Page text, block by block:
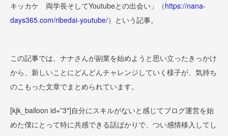
キッカケ 両学長そしてYoutubeとの出会い」（https://nana-
days365.com/ribedai-youtube/）という記事。
この記事では、ナナさんが副業を始めようと思い立ったきっかけ
から、新しいことにどんどんチャレンジしていく様子が、気持ち
のこもった文章でまとめられています。
[kjk_balloon id=”3″]自分にスキルがないと感じてブログ運営を始
めた僕にとって特に共感できる話ばかりで、つい感情移入してし